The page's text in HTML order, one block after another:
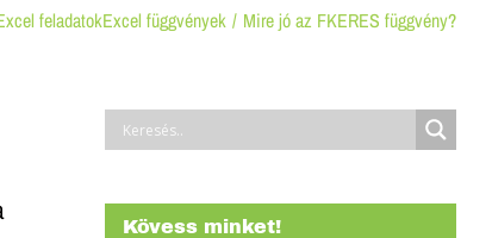
feladatokExcel függvények Mire jó az FKERES függvény?
Kövess minket!